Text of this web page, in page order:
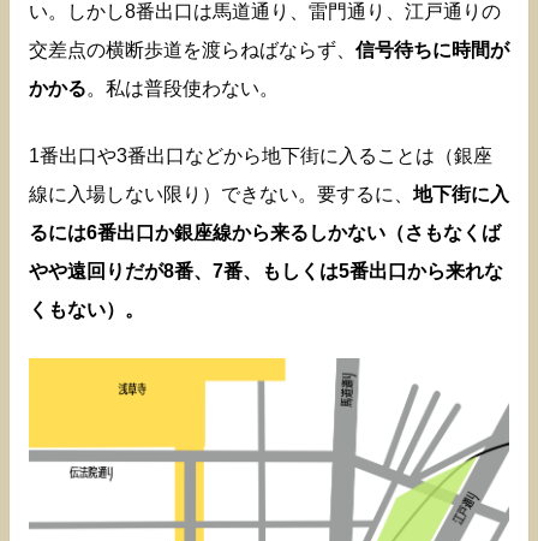
い。しかし8番出口は馬道通り、雷門通り、江戸通りの
交差点の横断歩道を渡らねばならず、 信号待ちに時間が
かかる。私は普段使わない。
1番出口や3番出口などから地下街に入ることは（銀座
線に入場しない限り）できない。要するに、 地下街に入
るには6番出口か銀座線から来るしかない（さもなくば
やや遠回りだが8番、7番、もしくは5番出口から来れな
くもない）。